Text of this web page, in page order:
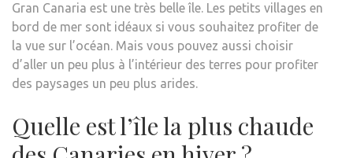
Gran Canaria est une très belle île. Les petits villages en
bord de mer sont idéaux si vous souhaitez profiter de
la vue sur l’océan. Mais vous pouvez aussi choisir
d’aller un peu plus à l’intérieur des terres pour profiter
des paysages un peu plus arides.
Quelle est l’île la plus chaude